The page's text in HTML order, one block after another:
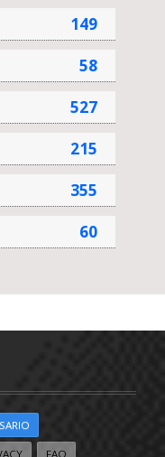
149
58
527
215
355
60
FAQ